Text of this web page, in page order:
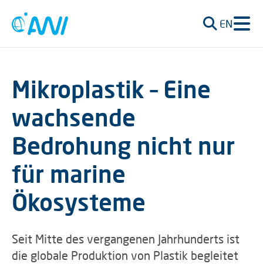
EN
Mikroplastik – Eine
wachsende
Bedrohung nicht nur
für marine
Ökosysteme
Seit Mitte des vergangenen Jahrhunderts ist
die globale Produktion von Plastik begleitet